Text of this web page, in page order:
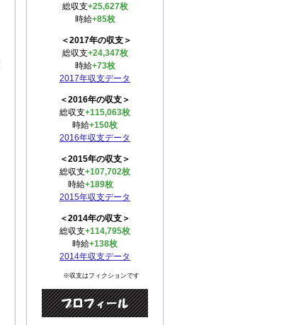
総収支+25,627枚
時給+85枚
＜2017年の収支＞
総収支+24,347枚
時給+73枚
2017年収支データ
＜2016年の収支＞
総収支+115,063枚
時給+150枚
2016年収支データ
＜2015年の収支＞
総収支+107,702枚
時給+189枚
2015年収支データ
＜2014年の収支＞
総収支+114,795枚
時給+138枚
2014年収支データ
※収支はフィクションです